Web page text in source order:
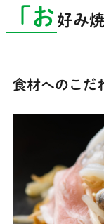
「お 好み
食材へのこだ